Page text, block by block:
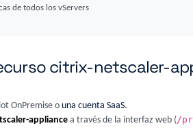
de todos los vServers
citrix-netscaler-
OnPremise o una cuenta SaaS.
appliance a través de la interfaz web (/